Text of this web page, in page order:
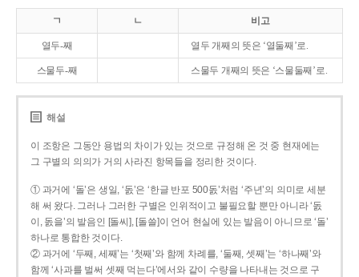
ㄱ ㄴ 비고
열두-째 열두 개째의 뜻은 ‘열둘째’로.
스물두-째 스물두 개째의 뜻은 ‘스물둘째’로.
해설
이 조항은 그동안 용법의 차이가 있는 것으로 규정해 온 것 중 현재에는
그 구별의 의의가 거의 사라진 항목들을 정리한 것이다.
① 과거에 ‘돌’은 생일, ‘돐’은 ‘한글 반포 500돐’처럼 ‘주년’의 의미로 세분
해 써 왔다. 그러나 그러한 구별은 인위적이고 불필요할 뿐만 아니라 ‘돐
이, 돐을’의 발음인 [돌씨], [돌쓸]이 언어 현실에 있는 발음이 아니므로 ‘돌’
하나로 통합한 것이다.
② 과거에 ‘두째, 세째’는 ‘첫째’와 함께 차례를, ‘둘째, 셋째’는 ‘하나째’와
함께 ‘사과를 벌써 셋째 먹는다’에서와 같이 수량을 나타내는 것으로 구